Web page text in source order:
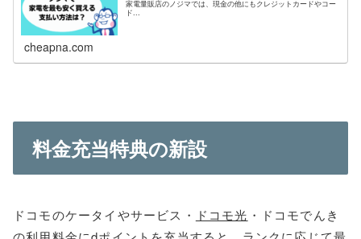
家電量販店のノジマでは、現金の他にもクレジットカードやコー
ド...
cheapna.com
料金充当特典の新設
ドコモのケータイやサービス・ ドコモ光 ・ドコモでんき